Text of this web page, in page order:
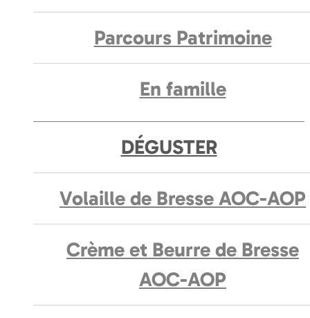
Parcours Patrimoine
En famille
DÉGUSTER
Volaille de Bresse AOC-AOP
Crème et Beurre de Bresse
AOC-AOP